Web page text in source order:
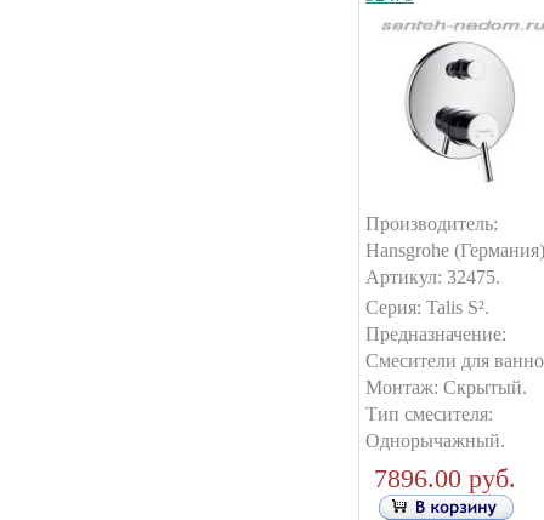
Производитель:
Hansgrohe
Артикул: 32475.
Серия: Talis S².
Предназначение:
Смесители для
Монтаж: Скрытый.
Тип смесителя:
Однорычажный.
7896.00 руб.